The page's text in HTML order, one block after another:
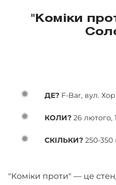
"Коміки
ДЕ? F-Bar, вул.
КОЛИ? 26 лютого,
СКІЛЬКИ? 250-350
"Коміки проти" — це